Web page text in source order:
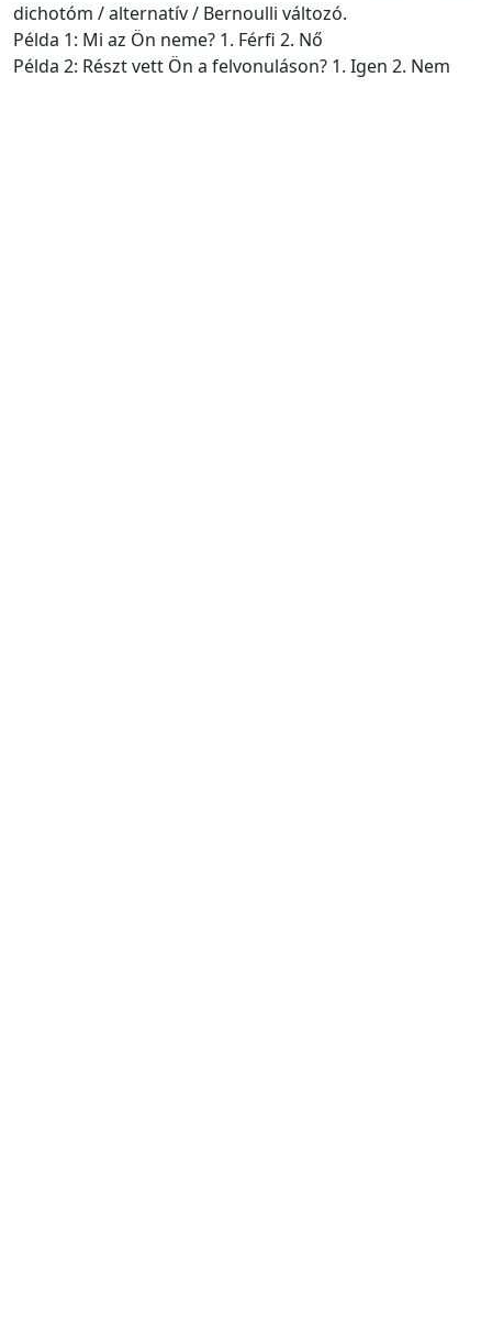
dichotóm / alternatív / Bernoulli változó.
Példa 1: Mi az Ön neme? 1. Férfi 2. Nő
Példa 2: Részt vett Ön a felvonuláson? 1. Igen 2. Nem